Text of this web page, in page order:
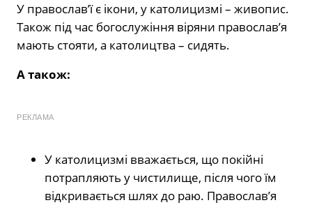
У православ’ї є ікони, у католицизмі – живопис.
Також під час богослужіння віряни православ’я
мають стояти, а католицтва – сидять.
А також:
РЕКЛАМА
У католицизмі вважається, що покійні
потрапляють у чистилище, після чого їм
відкривається шлях до раю. Православ’я